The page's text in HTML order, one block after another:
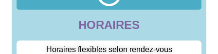
HORAIRES
Horaires flexibles selon rendez-vous